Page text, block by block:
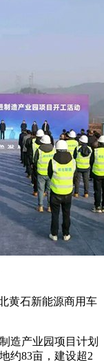
黄石新能源商用车
造产业园项目计划
约83亩，建设超2